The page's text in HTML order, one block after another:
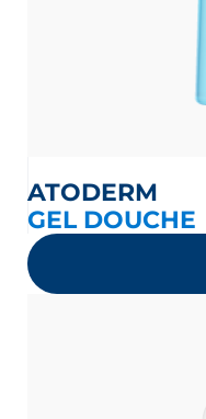
ATODERM
GEL DOUCHE